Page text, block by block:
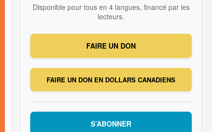
Disponible pour tous en 4 langues, financé par les
lecteurs.
FAIRE UN DON
FAIRE UN DON EN DOLLARS CANADIENS
S’ABONNER